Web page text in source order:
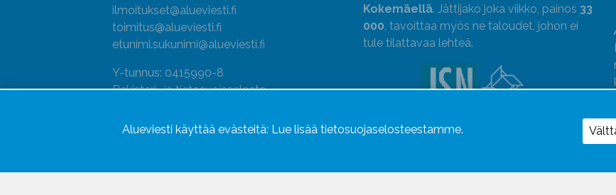
ilmoitukset@alueviesti.fi
toimitus@alueviesti.fi
etunimi.sukunimi@alueviesti.fi
Y-tunnus: 0415990-8
Rekisteri- ja tietosuojaseloste
Seuraa meitä
Kokemäellä. Jättijako joka viikko, painos 33
000, tavoittaa myös ne taloudet, johon ei
tule tilattavaa lehteä.
Uutismedian Liiton jäsen. Noudatamme
Alueviesti käyttää evästeitä: Lue lisää tietosuojaselosteestamme.